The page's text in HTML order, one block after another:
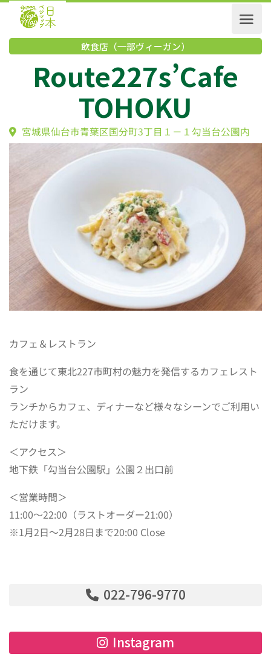
飲食店（一部ヴィーガン）
Route227s’Cafe
TOHOKU
宮城県仙台市青葉区国分町3丁目１－１勾当台公園内
カフェ＆レストラン
食を通じて東北227市町村の魅力を発信するカフェレスト
ラン
ランチからカフェ、ディナーなど様々なシーンでご利用い
ただけます。
＜アクセス＞
地下鉄「勾当台公園駅」公園２出口前
＜営業時間＞
11:00～22:00（ラストオーダー21:00）
※1月2日～2月28日まで20:00 Close
022-796-9770
Instagram